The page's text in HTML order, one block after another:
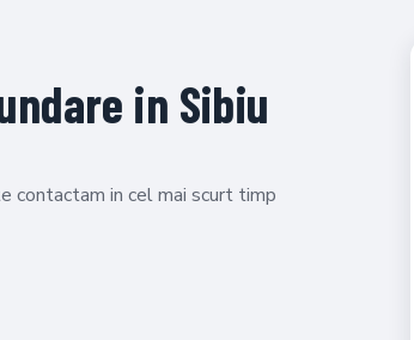
in Sibiu
contactam in cel mai scurt timp